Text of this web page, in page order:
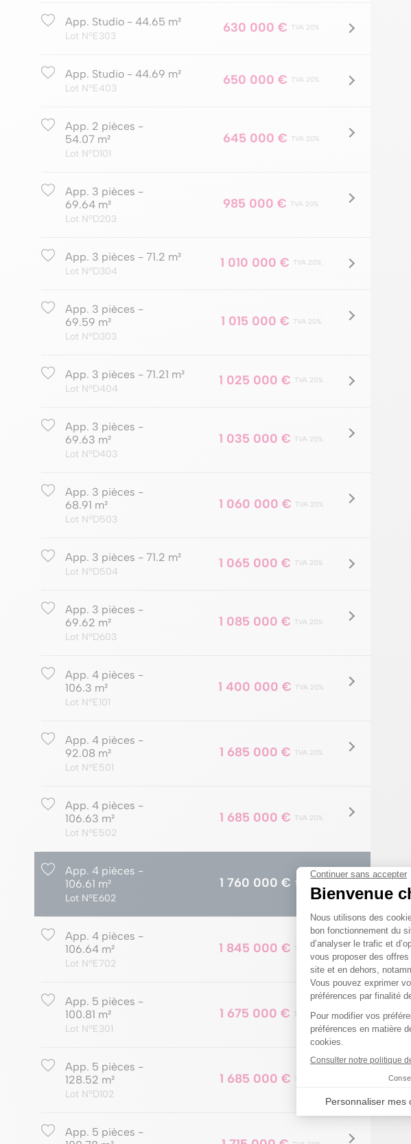
App. Studio - 44.65 m²
Lot NºE303
630 000 € TVA 20%
App. Studio - 44.69 m²
Lot NºE403
650 000 € TVA 20%
App. 2 pièces -
54.07 m²
Lot NºD101
645 000 € TVA 20%
App. 3 pièces -
69.64 m²
Lot NºD203
985 000 € TVA 20%
App. 3 pièces - 71.2 m²
Lot NºD304
1 010 000 € TVA 20%
App. 3 pièces -
69.59 m²
Lot NºD303
1 015 000 € TVA 20%
App. 3 pièces - 71.21 m²
Lot NºD404
1 025 000 € TVA 20%
App. 3 pièces -
69.63 m²
Lot NºD403
1 035 000 € TVA 20%
App. 3 pièces -
68.91 m²
Lot NºD503
1 060 000 € TVA 20%
App. 3 pièces - 71.2 m²
Lot NºD504
1 065 000 € TVA 20%
App. 3 pièces -
69.62 m²
Lot NºD603
1 085 000 € TVA 20%
App. 4 pièces -
106.3 m²
Lot NºE101
1 400 000 € TVA 20%
App. 4 pièces -
92.08 m²
Lot NºE501
1 685 000 € TVA 20%
App. 4 pièces -
106.63 m²
Lot NºE502
1 685 000 € TVA 20%
App. 4 pièces -
106.61 m²
Lot NºE602
1 760 000 € TVA 20%
App. 4 pièces -
106.64 m²
Lot NºE702
1 845 000 € TVA 20%
App. 5 pièces -
100.81 m²
Lot NºE301
1 675 000 € TVA 20%
App. 5 pièces -
128.52 m²
Lot NºD102
1 685 000 € TVA 20%
App. 5 pièces -